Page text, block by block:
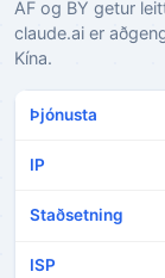
AF og BY getur
claude.ai er
Kína.